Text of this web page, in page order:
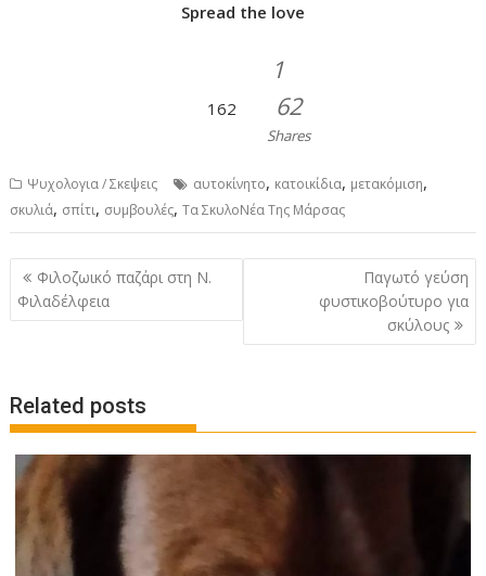
Spread the love
162
1
62
Shares
Ψυχολογια / Σκεψεις αυτοκίνητο, κατοικίδια, μετακόμιση,
σκυλιά, σπίτι, συμβουλές,Τα ΣκυλοΝέα Της Μάρσας
P
o
n
a
v
i
g
a
t
Φιλοζωικό παζάρι στη Ν.
Φιλαδέλφεια
Παγωτό γεύση
φυστικοβούτυρο για
σκύλους
Related posts